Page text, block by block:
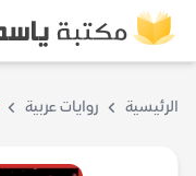
الرئيسية روايات عربية